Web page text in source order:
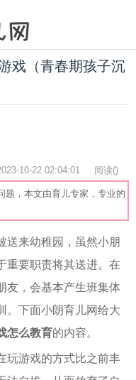
戏（青春期孩子沉
10-22 02:04:01 阅读()
题，本文由育儿专家，专业的
送来幼稚园，虽然小朋
重要职责将其送进。在
友，会基本产生班集体
。下面小朗育儿网给大
怎么教育的内容。
玩游戏的方式比之前丰